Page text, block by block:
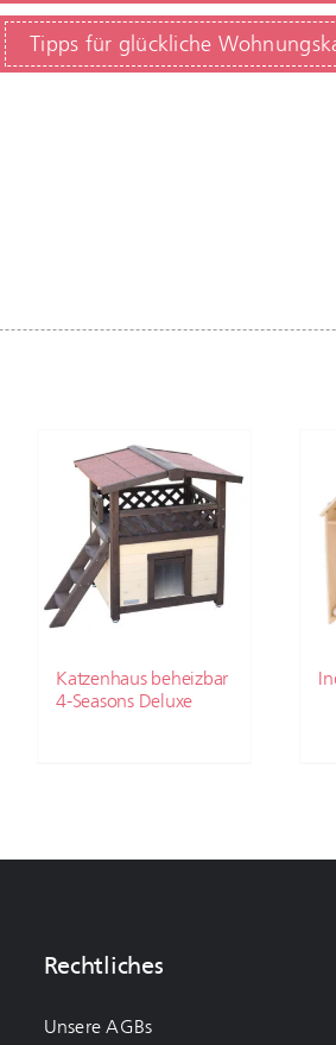
Tipps für glückliche
Katzenhaus beheizbar
4-Seasons Deluxe
Rechtliches
Unsere AGBs